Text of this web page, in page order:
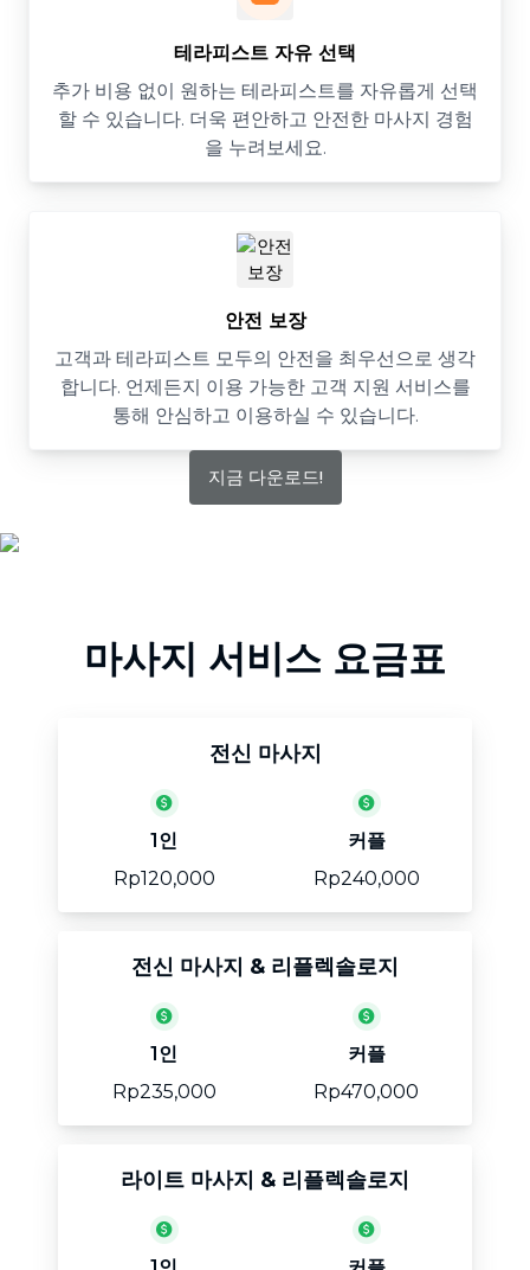
테라피스트 자유 선택
추가 비용 없이 원하는 테라피스트를 자유롭게 선택
할 수 있습니다. 더욱 편안하고 안전한 마사지 경험
을 누려보세요.
안전 보장
고객과 테라피스트 모두의 안전을 최우선으로 생각
합니다. 언제든지 이용 가능한 고객 지원 서비스를
통해 안심하고 이용하실 수 있습니다.
지금 다운로드!
마사지 서비스 요금표
전신 마사지
1인
Rp120,000
커플
Rp240,000
전신 마사지 & 리플렉솔로지
1인
Rp235,000
커플
Rp470,000
라이트 마사지 & 리플렉솔로지